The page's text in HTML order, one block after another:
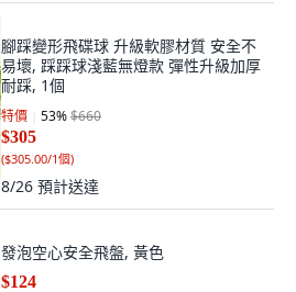
腳踩變形飛碟球 升級軟膠材質 安全不
易壞, 踩踩球淺藍無燈款 彈性升級加厚
耐踩, 1個
特價 53%$660
$305
($305.00/1個)
8/26 預計送達
發泡空心安全飛盤, 黃色
$124